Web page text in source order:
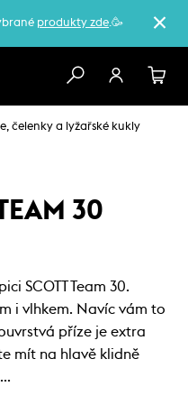
produkty zde.🥳
čelenky a lyžařské kukly
30
SCOTT Team 30.
i vlhkem. Navíc vám to
příze je extra
mít na hlavě klidně